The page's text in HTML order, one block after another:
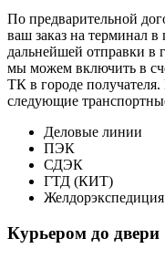
По предварительной
ваш заказ на терминал в
дальнейшей отправки в
мы можем включить в
ТК в городе
следующие
Деловые линии
ПЭК
СДЭК
ГТД (КИТ)
Желдорэкспедиция
Курьером до двери